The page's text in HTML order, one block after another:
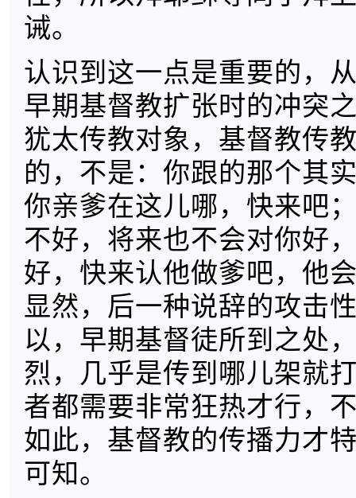
诫。
认识到这一点是重要的，
早期基督教扩张时的冲突
犹太传教对象，基督教传
的，不是：你跟的那个其
你亲爹在这儿哪，快来吧
不好，将来也不会对你好
好，快来认他做爹吧，他
显然，后一种说辞的攻击
以，早期基督徒所到之处
烈，几乎是传到哪儿架就
者都需要非常狂热才行，
如此，基督教的传播力才
可知。